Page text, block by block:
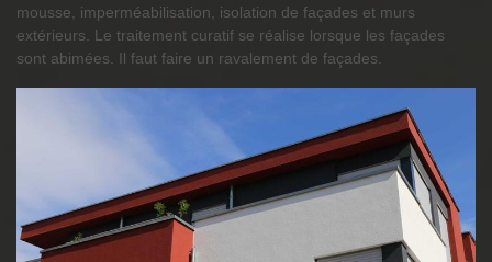
mousse, imperméabilisation, isolation de façades et murs
extérieurs. Le traitement curatif se réalise lorsque les façades
sont abimées. Il faut faire un ravalement de façades.